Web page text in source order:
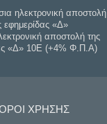
ηλεκτρονική αποστολή
εφημερίδας «Δ»
αποστολή της
«Δ» 10Ε (+4% Φ.Π.Α)
ΧΡΗΣΗΣ